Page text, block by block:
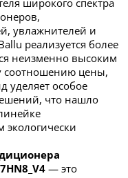
широкого спектра
увлажнителей и
реализуется более
неизменно высоким
соотношению цены,
уделяет особое
что нашло
экологически
— это